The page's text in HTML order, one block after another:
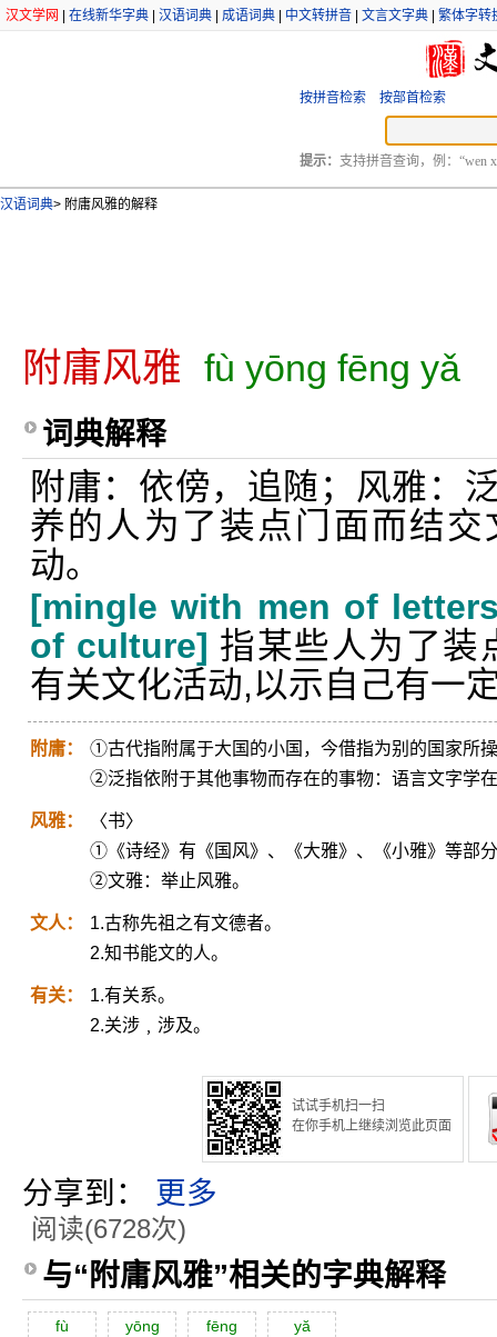
汉文学网 在线新华字典 汉语词典 成语词典 中文转拼音 文言文字典 繁体字转
按拼音检索 按部首检索
提示： 支持拼音查询，例：“wen
汉语词典> 附庸风雅的解释
附庸风雅 fù yōng fēng yǎ
词典解释
附庸：依傍，追随；风雅：
养的人为了装点门面而结
动。
[mingle with men of
of culture] 指某些人为了装
有关文化活动,以示自己有一
附庸：
①古代指附属于大国的小国，今借指为别的国家所
②泛指依附于其他事物而存在的事物：语言文字学
风雅：
〈书〉
①《诗经》有《国风》、《大雅》、《小雅》等部
②文雅：举止风雅。
文人：
1.古称先祖之有文德者。
2.知书能文的人。
有关：
1.有关系。
2.关涉﹐涉及。
试试手机扫一扫
在你手机上继续浏览此页面
分享到： 更多
阅读(6728次)
与“附庸风雅”相关的字典解释
fù yōng fēng yă